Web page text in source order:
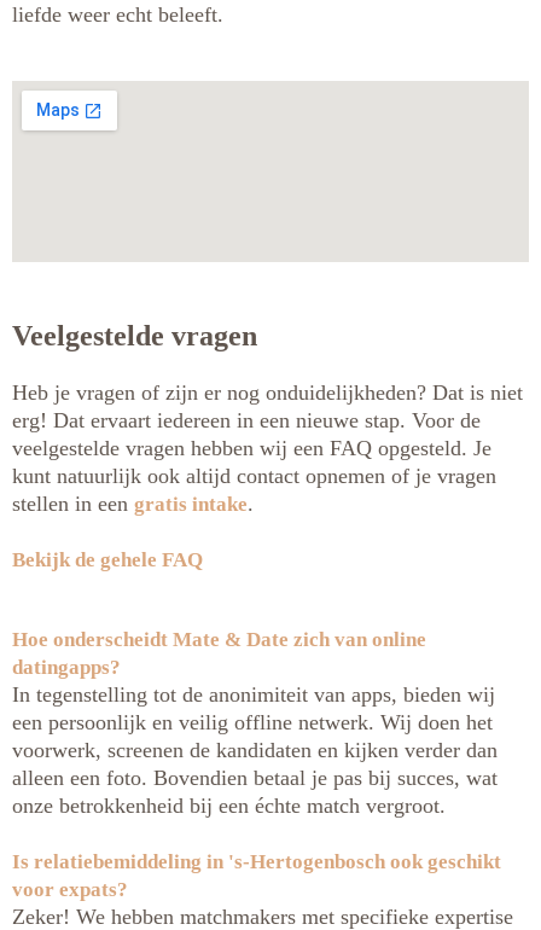
liefde weer echt beleeft.
Veelgestelde vragen
Heb je vragen of zijn er nog onduidelijkheden? Dat is niet
erg! Dat ervaart iedereen in een nieuwe stap. Voor de
veelgestelde vragen hebben wij een FAQ opgesteld. Je
kunt natuurlijk ook altijd contact opnemen of je vragen
stellen in een gratis intake.
Bekijk de gehele FAQ
Hoe onderscheidt Mate & Date zich van online
datingapps?
In tegenstelling tot de anonimiteit van apps, bieden wij
een persoonlijk en veilig offline netwerk. Wij doen het
voorwerk, screenen de kandidaten en kijken verder dan
alleen een foto. Bovendien betaal je pas bij succes, wat
onze betrokkenheid bij een échte match vergroot.
Is relatiebemiddeling in 's-Hertogenbosch ook geschikt
voor expats?
Zeker! We hebben matchmakers met specifieke expertise